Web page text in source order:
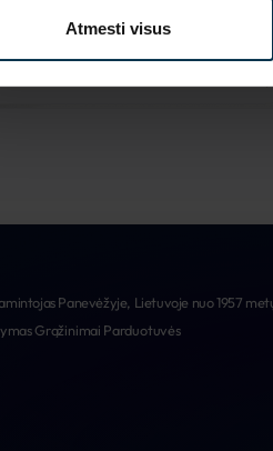
Atmesti visus
Panevėžyje, Lietuvoje nuo 1957
Grąžinimai Parduotuvės